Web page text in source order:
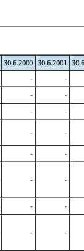
30.6.2000 30.6.2001
- -
- -
- -
- -
- -
- -
- -
- -